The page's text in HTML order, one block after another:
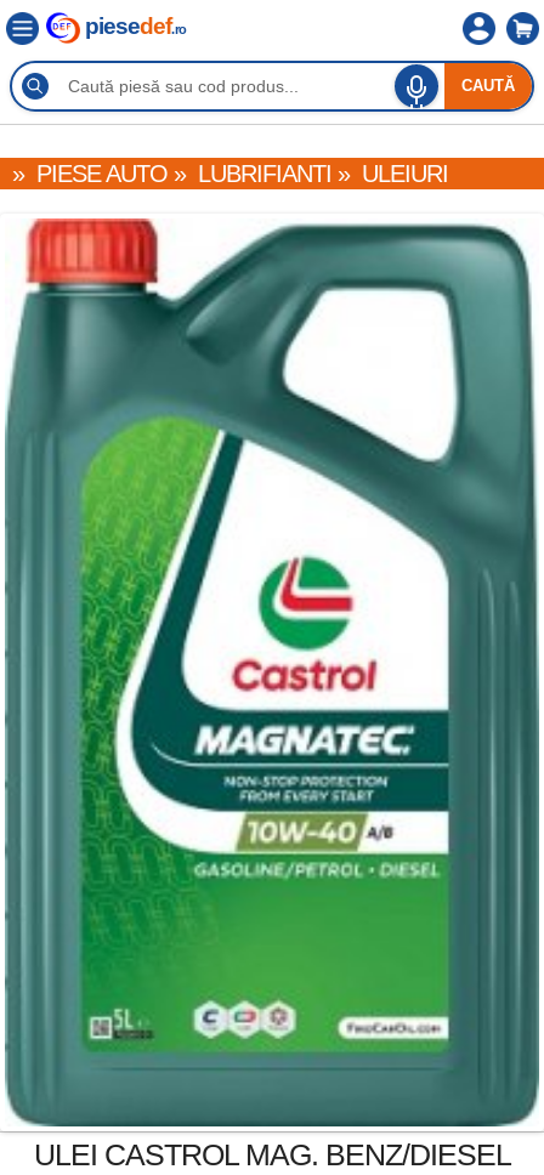
CAUTĂ
piesedef.ro
» PIESE AUTO » LUBRIFIANTI » ULEIURI
ULEI CASTROL MAG. BENZ/DIESEL